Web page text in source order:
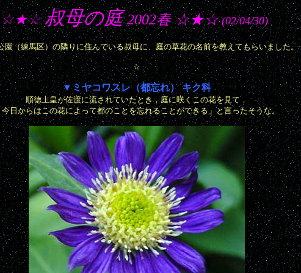
☆★☆叔母の庭2002春 ☆★☆(02/04/30)
園（練馬区）の隣りに住んでいる叔母に、庭の草花の名前を教えてもらいました。
☆
▼ミヤコワスレ（都忘れ） キク科
順徳上皇が佐渡に流されていたとき，庭に咲くこの花を見て，
今日からはこの花によって都のことを忘れることができる」と言ったそうな。